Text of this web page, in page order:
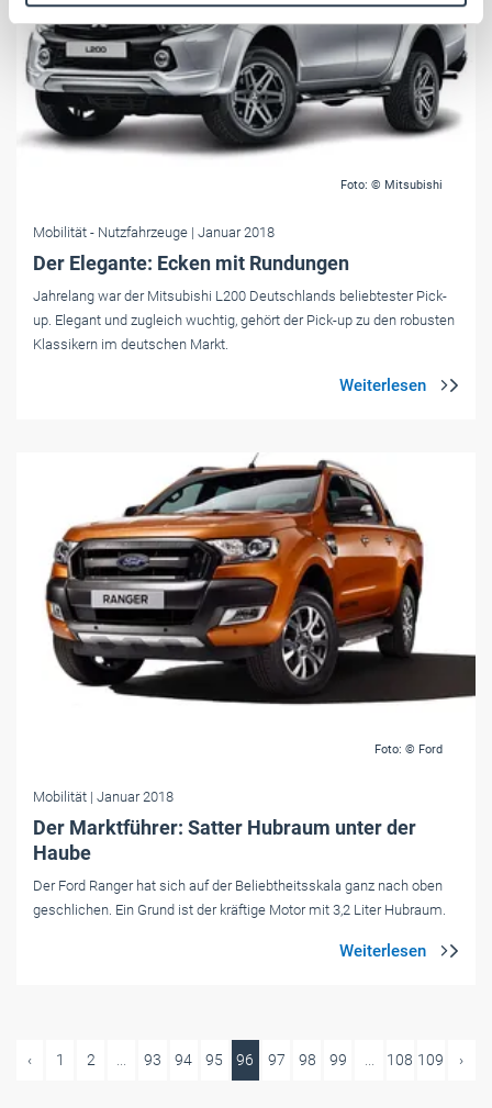
Weitere Informationen:Impressum Datenschutz
Foto: © Mitsubishi
Mobilität - Nutzfahrzeuge | Januar 2018
Der Elegante: Ecken mit Rundungen
Jahrelang war der Mitsubishi L200 Deutschlands beliebtester Pick-
up. Elegant und zugleich wuchtig, gehört der Pick-up zu den robusten
Klassikern im deutschen Markt.
Foto: © Ford
Mobilität | Januar 2018
Der Marktführer: Satter Hubraum unter der
Haube
Der Ford Ranger hat sich auf der Beliebtheitsskala ganz nach oben
geschlichen. Ein Grund ist der kräftige Motor mit 3,2 Liter Hubraum.
‹ 1 2 ... 93 94 95 96 97 98 99 ... 108 109 ›